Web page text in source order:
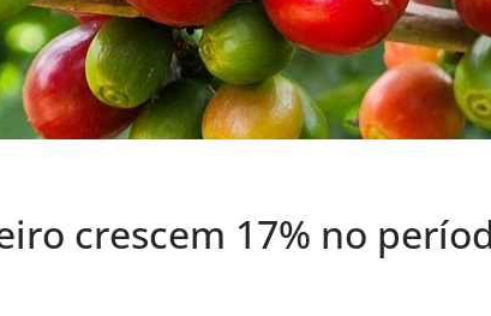
crescem 17% no